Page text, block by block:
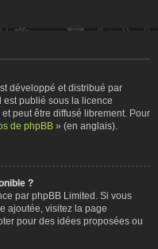
développé et distribué par
est publié sous la licence
peut être diffusé librement. Pour
de phpBB » (en anglais).
?
par phpBB Limited. Si vous
ajoutée, visitez la page
pour des idées proposées ou